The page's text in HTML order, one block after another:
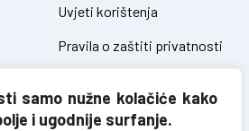
samo nužne kolačiće kako
i ugodnije surfanje.
Uvjeti korištenja
Pravila o zaštiti privatnosti
Pristup informacijama